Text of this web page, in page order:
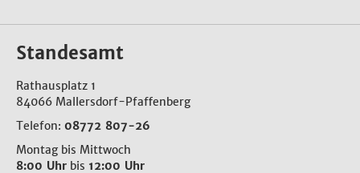
Standesamt
Rathausplatz 1
84066 Mallersdorf-Pfaffenberg
Telefon: 08772 807-26
Montag bis Mittwoch
8:00 Uhr bis 12:00 Uhr